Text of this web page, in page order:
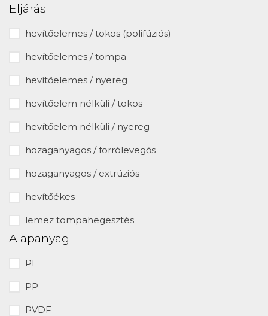
Eljárás
hevítőelemes / tokos (polifúziós)
hevítőelemes / tompa
hevítőelemes / nyereg
hevítőelem nélküli / tokos
hevítőelem nélküli / nyereg
hozaganyagos / forrólevegős
hozaganyagos / extrúziós
hevítőékes
lemez tompahegesztés
Alapanyag
PE
PP
PVDF